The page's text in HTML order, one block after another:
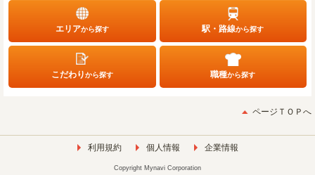
エリアから探す 駅・路線から探す
こだわりから探す 職種から探す
ページＴＯＰへ
利用規約 個人情報 企業情報
Copyright Mynavi Corporation